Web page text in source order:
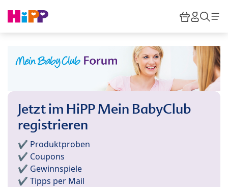
HiPP
Jetzt im HiPP Mein BabyClub
registrieren
✔️ Produktproben
✔️ Coupons
✔️ Gewinnspiele
✔️ Tipps per Mail